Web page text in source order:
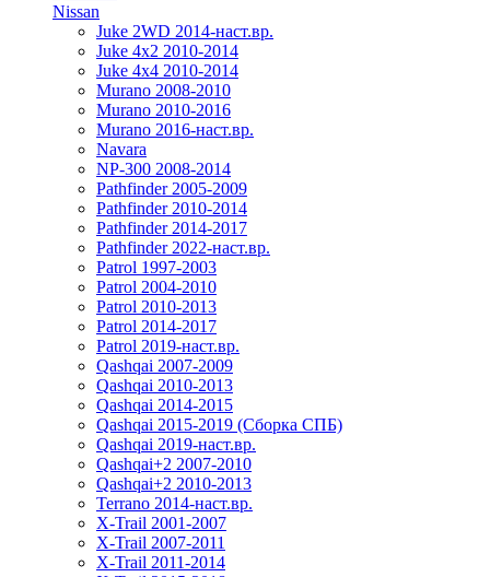
Nissan
Juke 2WD 2014-наст.вр.
Juke 4x2 2010-2014
Juke 4x4 2010-2014
Murano 2008-2010
Murano 2010-2016
Murano 2016-наст.вр.
Navara
NP-300 2008-2014
Pathfinder 2005-2009
Pathfinder 2010-2014
Pathfinder 2014-2017
Pathfinder 2022-наст.вр.
Patrol 1997-2003
Patrol 2004-2010
Patrol 2010-2013
Patrol 2014-2017
Patrol 2019-наст.вр.
Qashqai 2007-2009
Qashqai 2010-2013
Qashqai 2014-2015
Qashqai 2015-2019 (Сборка СПБ)
Qashqai 2019-наст.вр.
Qashqai+2 2007-2010
Qashqai+2 2010-2013
Terrano 2014-наст.вр.
X-Trail 2001-2007
X-Trail 2007-2011
X-Trail 2011-2014